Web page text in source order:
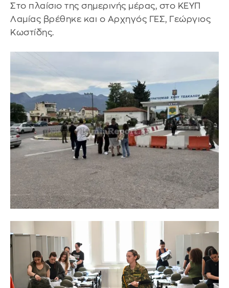
Στο πλαίσιο της σημερινής μέρας, στο ΚΕΥΠ
Λαμίας βρέθηκε και ο Αρχηγός ΓΕΣ, Γεώργιος
Κωστίδης.